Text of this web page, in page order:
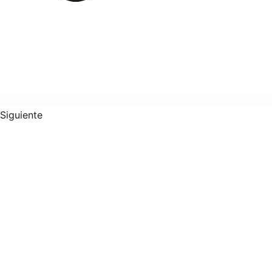
Siguiente